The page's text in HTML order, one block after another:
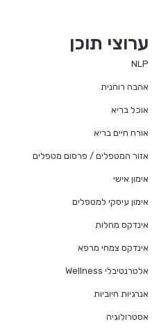
ערוצי תוכן
NLP
אהבה רוחנית
אוכל בריא
אורח חיים בריא
אזור המטפלים / פרסום מטפלים
אימון אישי
אימון עיסקי למטפלים
אינדקס מחלות
אינדקס צמחי מרפא
אלטרנטיבלי Wellness
אנרגיות חיוביות
אסטרולוגיה